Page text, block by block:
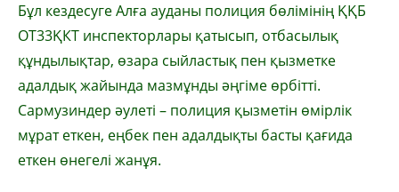
Бұл кездесуге Алға ауданы полиция бөлімінің ҚҚБ
ОТ33ҚКТ инспекторлары қатысып, отбасылық
құндылықтар, өзара сыйластық пен қызметке
адалдық жайында мазмұнды әңгіме өрбітті.
Сармузиндер әулеті – полиция қызметін өмірлік
мұрат еткен, еңбек пен адалдықты басты қағида
еткен өнегелі жанұя.